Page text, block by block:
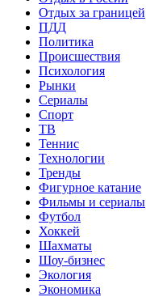
Отдых за границей
ПДД
Политика
Происшествия
Психология
Рынки
Сериалы
Спорт
ТВ
Теннис
Технологии
Тренды
Фигурное катание
Фильмы и сериалы
Футбол
Хоккей
Шахматы
Шоу-бизнес
Экология
Экономика